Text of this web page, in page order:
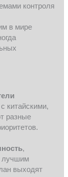
контроля
в мире
китайскими,
разные
,
лучшим
выходят